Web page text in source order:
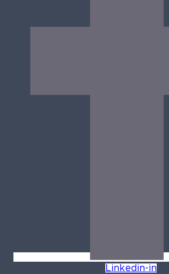
Linkedin-in